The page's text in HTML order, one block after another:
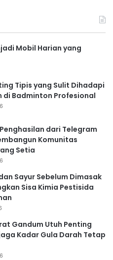
Mobil Harian yang
Tipis yang Sulit Dihadapi
di Badminton Profesional
dari Telegram
Komunitas
Setia
Sayur Sebelum Dimasak
Sisa Kimia Pestisida
Gandum Utuh Penting
Kadar Gula Darah Tetap